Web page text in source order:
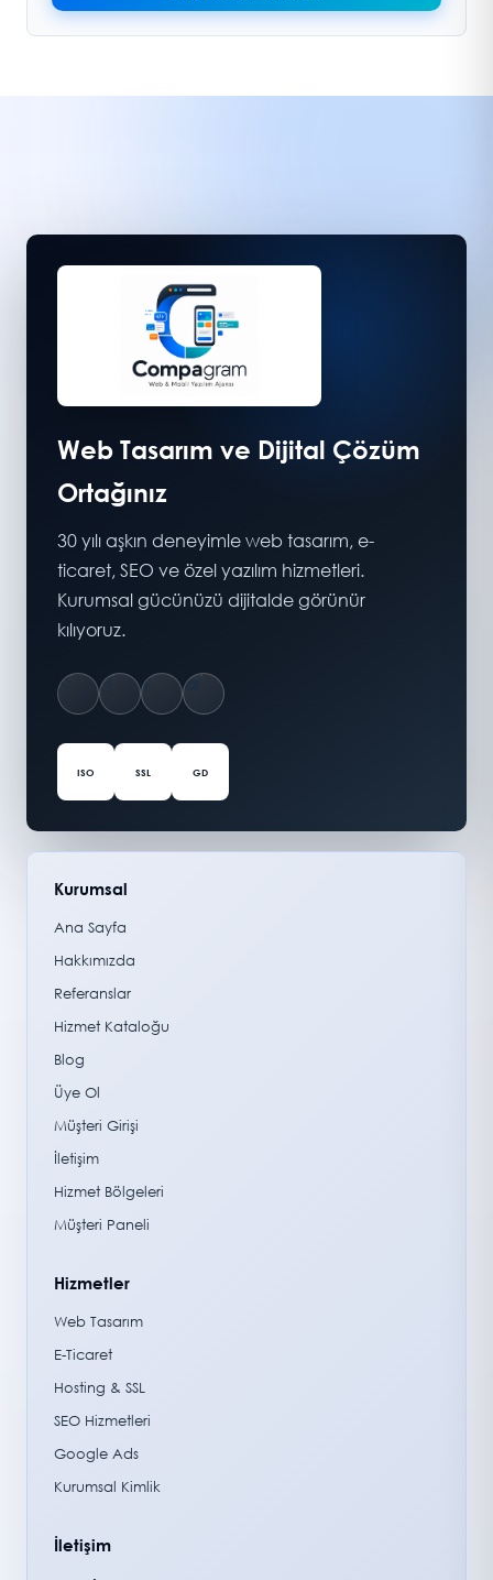
Web Tasarım ve Dijital Çözüm
Ortağınız
30 yılı aşkın deneyimle web tasarım, e-
ticaret, SEO ve özel yazılım hizmetleri.
Kurumsal gücünüzü dijitalde görünür
kılıyoruz.
ISO SSL GD
Kurumsal
Ana Sayfa
Hakkımızda
Referanslar
Hizmet Kataloğu
Blog
Üye Ol
Müşteri Girişi
İletişim
Hizmet Bölgeleri
Müşteri Paneli
Hizmetler
Web Tasarım
E-Ticaret
Hosting & SSL
SEO Hizmetleri
Google Ads
Kurumsal Kimlik
İletişim